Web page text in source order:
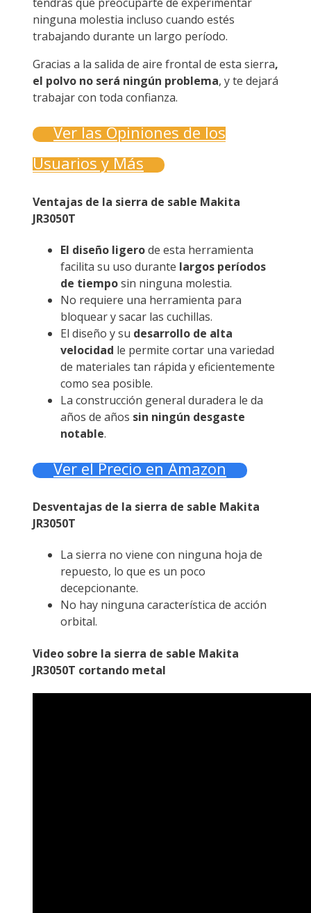
ninguna molestia incluso cuando estés
trabajando durante un largo período.
Gracias a la salida de aire frontal de esta sierra,
el polvo no será ningún problema, y te dejará
trabajar con toda confianza.
Ver las Opiniones de los
Usuarios y Más
Ventajas de la sierra de sable Makita
JR3050T
El diseño ligerode esta herramienta
facilita su uso durante largos períodos
de tiemposin ninguna molestia.
No requiere una herramienta para
bloquear y sacar las cuchillas.
El diseño y su desarrollo de alta
velocidad le permite cortar una variedad
de materiales tan rápida y eficientemente
como sea posible.
La construcción general duradera le da
años de años sin ningún desgaste
notable.
Ver el Precio en Amazon
Desventajas de la sierra de sable Makita
JR3050T
La sierra no viene con ninguna hoja de
repuesto, lo que es un poco
decepcionante.
No hay ninguna característica de acción
orbital.
Video sobre la sierra de sable Makita
JR3050T cortando metal